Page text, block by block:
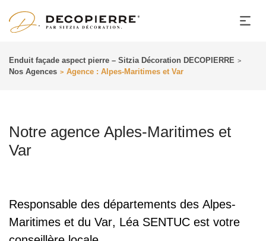
Enduit façade aspect pierre – Sitzia Décoration DECOPIERRE >
Nos Agences > Agence : Alpes-Maritimes et Var
Notre agence Aples-Maritimes et
Var
Responsable des départements des Alpes-
Maritimes et du Var, Léa SENTUC est votre